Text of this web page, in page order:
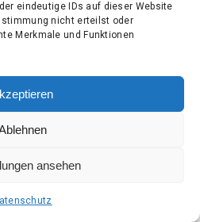
eindeutige IDs auf dieser Website
nicht erteilst oder
Merkmale und Funktionen
ansehen
einem strukturierten,
Format zu erhalten.
diese Daten einem
dem die personenbezogenen
zu übermitteln, sofern
Einwilligung gemäß Art. 6
auf einem Vertrag gemäß
Verfahren